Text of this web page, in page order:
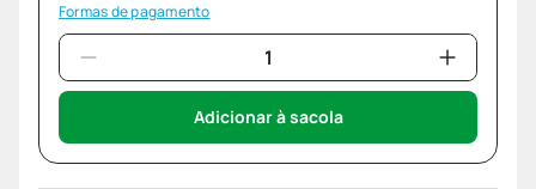
Formas de pagamento
Adicionar à sacola